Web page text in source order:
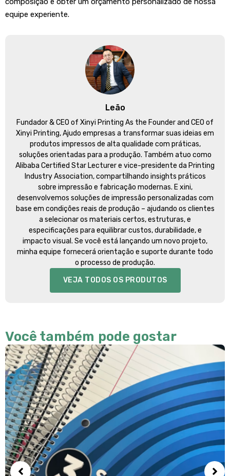
equipe experiente.
Leão
Fundador &CEO of Xinyi Printing As the Founder and CEO of
Xinyi Printing, Ajudo empresas a transformar suas ideias em
produtos impressos de alta qualidade com práticas,
soluções orientadas para a produção. Também atuo como
Alibaba Certified Star Lecturer e vice-presidente da Printing
Industry Association, compartilhando insights práticos
sobre impressão e fabricação modernas. E xini,
desenvolvemos soluções de impressão personalizadas com
base em condições reais de produção – ajudando os clientes
a selecionar os materiais certos, estruturas, e
especificações para equilibrar custos, durabilidade, e
impacto visual. Se você está lançando um novo projeto,
minha equipe fornecerá orientação e suporte durante todo
o processo de produção.
VEJA TODOS OS PRODUTOS
Você também pode gostar